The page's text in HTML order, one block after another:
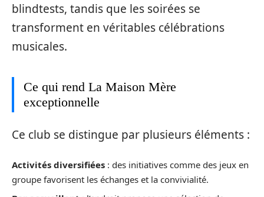
blindtests, tandis que les soirées se
transforment en véritables célébrations
musicales.
Ce qui rend La Maison Mère
exceptionnelle
Ce club se distingue par plusieurs éléments :
Activités diversifiées : des initiatives comme des jeux en
groupe favorisent les échanges et la convivialité.